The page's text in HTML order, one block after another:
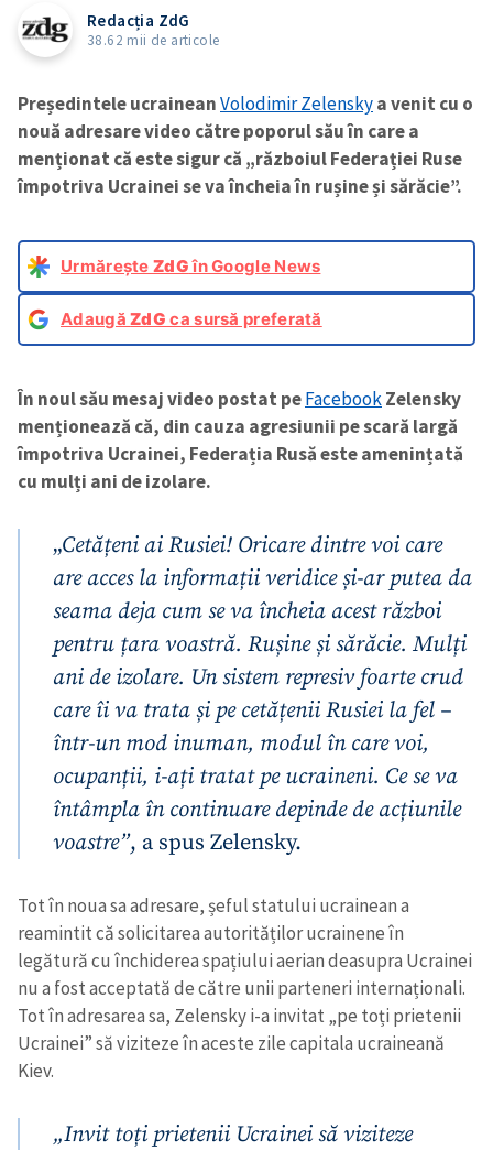
Redacția ZdG
38.62 mii de articole
Președintele ucraineanVolodimir Zelenskya venit cu o
nouă adresare video către poporul său în care a
menționat că este sigur că „războiul Federației Ruse
împotriva Ucrainei se va încheia în rușine și sărăcie”.
Urmărește ZdGîn Google News
AdaugăZdG ca sursă preferată
În noul său mesaj video postat peFacebookZelensky
menționează că, din cauza agresiunii pe scară largă
împotriva Ucrainei, Federația Rusă este amenințată
cu mulți ani de izolare.
„Cetățeni ai Rusiei! Oricare dintre voi care
are acces la informații veridice și-ar putea da
seama deja cum se va încheia acest război
pentru țara voastră. Rușine și sărăcie. Mulți
ani de izolare. Un sistem represiv foarte crud
care îi va trata și pe cetățenii Rusiei la fel –
într-un mod inuman, modul în care voi,
ocupanții, i-ați tratat pe ucraineni. Ce se va
întâmpla în continuare depinde de acțiunile
voastre”, a spus Zelensky.
Tot în noua sa adresare, șeful statului ucrainean a
reamintit că solicitarea autorităților ucrainene în
legătură cu închiderea spațiului aerian deasupra Ucrainei
nu a fost acceptată de către unii parteneri internaționali.
Tot în adresarea sa, Zelensky i-a invitat „pe toți prietenii
Ucrainei” să viziteze în aceste zile capitala ucraineană
Kiev.
„Invit toți prietenii Ucrainei să viziteze